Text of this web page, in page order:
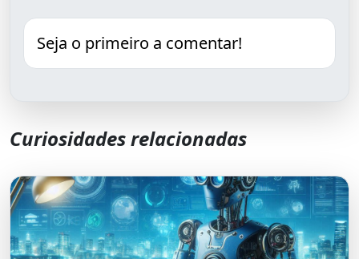
Seja o primeiro a comentar!
Curiosidades relacionadas